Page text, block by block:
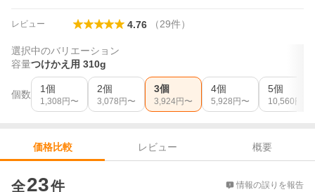
レビュー 4.76 （29件）
選択中のバリエーション
容量つけかえ用 310g
個数 1個
1,308 円〜
2個
3,078 円〜
3個
3,924円〜
4個
5,928 円〜
5個
10,560 円〜
価格比較 レビュー
概要
全23件 情報の誤りを報告